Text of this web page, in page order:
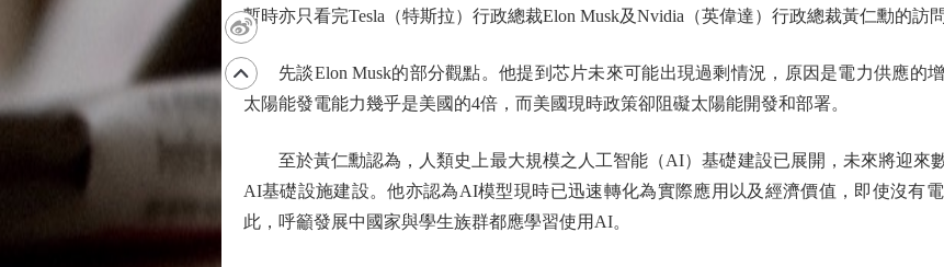
暫時亦只看完Tesla（特斯拉）行政總裁Elon Musk及Nvidia（英偉達）行政總裁黃仁勳的訪
先談Elon Musk的部分觀點。他提到芯片未來可能出現過剩情況，原因是電力供應的增
太陽能發電能力幾乎是美國的4倍，而美國現時政策卻阻礙太陽能開發和部署。
至於黃仁勳認為，人類史上最大規模之人工智能（AI）基礎建設已展開，未來將迎來
AI基礎設施建設。他亦認為AI模型現時已迅速轉化為實際應用以及經濟價值，即使沒有
此，呼籲發展中國家與學生族群都應學習使用AI。